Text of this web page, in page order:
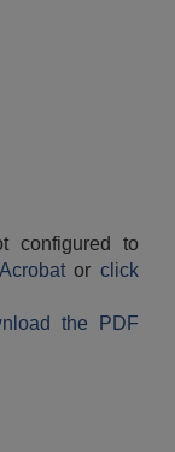
configured to
orclick
the PDF